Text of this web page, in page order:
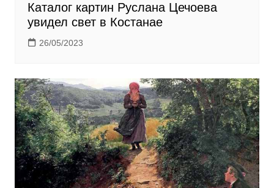
Каталог картин Руслана Цечоева
увидел свет в Костанае
26/05/2023